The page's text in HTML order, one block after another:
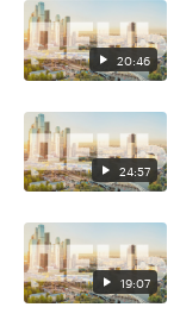
20:46
24:57
19:07